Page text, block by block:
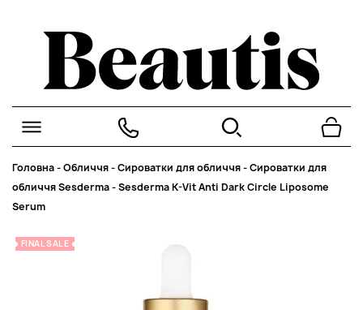
Головна-Обличчя-Сироватки для обличчя-Сироватки для
обличчя Sesderma-Sesderma K-Vit Anti Dark Circle Liposome
Serum
FINAL SALE